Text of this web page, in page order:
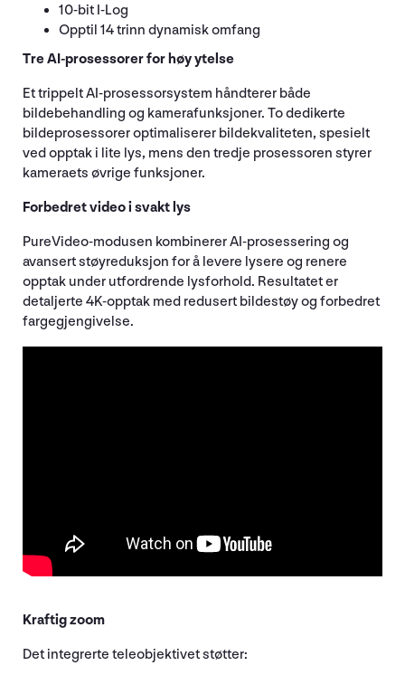
10-bit I-Log
Opptil 14 trinn dynamisk omfang
Tre AI-prosessorer for høy ytelse
Et trippelt AI-prosessorsystem håndterer både
bildebehandling og kamerafunksjoner. To dedikerte
bildeprosessorer optimaliserer bildekvaliteten, spesielt
ved opptak i lite lys, mens den tredje prosessoren styrer
kameraets øvrige funksjoner.
Forbedret video i svakt lys
PureVideo-modusen kombinerer AI-prosessering og
avansert støyreduksjon for å levere lysere og renere
opptak under utfordrende lysforhold. Resultatet er
detaljerte 4K-opptak med redusert bildestøy og forbedret
fargegjengivelse.
Kraftig zoom
Det integrerte teleobjektivet støtter: